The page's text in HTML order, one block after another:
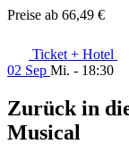
Preise ab 66,49 €
Ticket + Hotel
02 Sep Mi. - 18:30
Zurück in
Musical